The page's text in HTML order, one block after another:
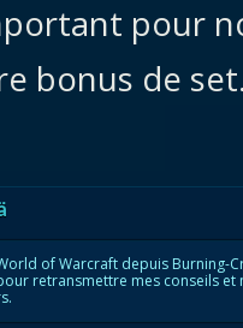
pour
bonus de
of Warcraft depuis Burning-
retransmettre mes conseils